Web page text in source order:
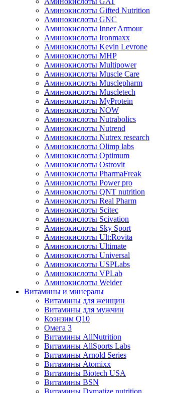
Аминокислоты Gifted Nutrition
Аминокислоты GNC
Аминокислоты Inner Armour
Аминокислоты Ironmaxx
Аминокислоты Kevin Levrone
Аминокислоты MHP
Аминокислоты Multipower
Аминокислоты Muscle Care
Аминокислоты Musclepharm
Аминокислоты Muscletech
Аминокислоты MyProtein
Аминокислоты NOW
Аминокислоты Nutrabolics
Аминокислоты Nutrend
Аминокислоты Nutrex research
Аминокислоты Olimp labs
Аминокислоты Optimum
Аминокислоты Ostrovit
Аминокислоты PharmaFreak
Аминокислоты Power pro
Аминокислоты QNT nutrition
Аминокислоты Real Pharm
Аминокислоты Scitec
Аминокислоты Scivation
Аминокислоты Sky Sport
Аминокислоты Ult:Rovita
Аминокислоты Ultimate
Аминокислоты Universal
Аминокислоты USPLabs
Аминокислоты VPLab
Аминокислоты Weider
Витамины и минералы
Витамины для женщин
Витамины для мужчин
Коэнзим Q10
Омега 3
Витамины AllNutrition
Витамины AllSports Labs
Витамины Arnold Series
Витамины Atomixx
Витамины Biotech USA
Витамины BSN
Витамины Dymatize nutrition